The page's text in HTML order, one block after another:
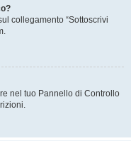
collegamento “Sottoscrivi
nel tuo Pannello di Controllo